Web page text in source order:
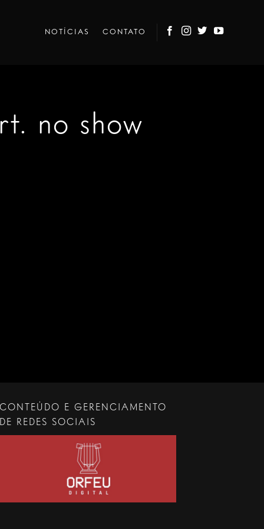
NOTÍCIAS CONTATO
no show
CONTEÚDO E GERENCIAMENTO
DE REDES SOCIAIS